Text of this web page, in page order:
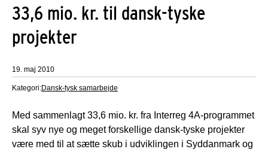
33,6 mio. kr. til dansk-tyske
projekter
19. maj 2010
Kategori:Dansk-tysk samarbejde
Med sammenlagt 33,6 mio. kr. fra Interreg 4A-programmet
skal syv nye og meget forskellige dansk-tyske projekter
være med til at sætte skub i udviklingen i Syddanmark og